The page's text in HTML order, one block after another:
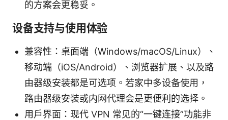
的方案会更稳妥。
设备支持与使用体验
兼容性：桌面端（Windows/macOS/Linux）、
移动端（iOS/Android）、浏览器扩展、以及路
由器级安装都是可选项。若家中多设备使用，
路由器级安装或内网代理会是更便利的选择。
用户界面：现代 VPN 常见的“一键连接”功能非